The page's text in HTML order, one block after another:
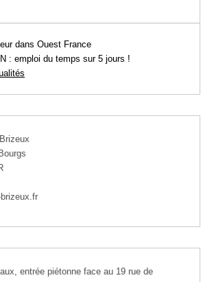
dans Ouest France
: emploi du temps sur 5 jours !
entrée piétonne face au 19 rue de